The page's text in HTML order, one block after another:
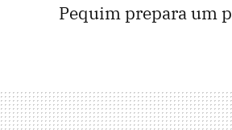
Pequim prepara um